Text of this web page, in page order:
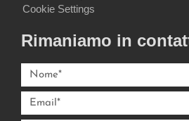
Cookie Settings
Rimaniamo in